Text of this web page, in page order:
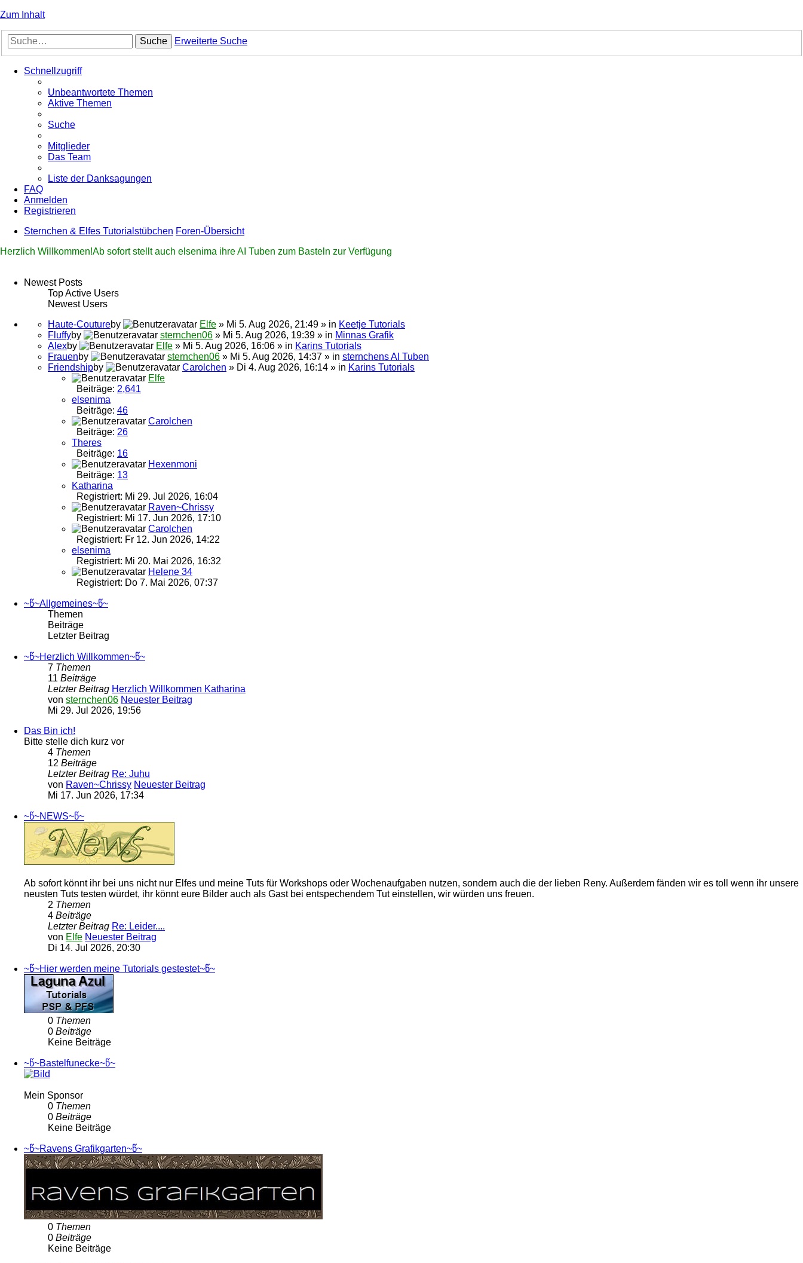
Zum Inhalt
Suche Erweiterte Suche
Schnellzugriff
Unbeantwortete Themen
Aktive Themen
Suche
Mitglieder
Das Team
Liste der Danksagungen
FAQ
Anmelden
Registrieren
Sternchen & Elfes Tutorialstübchen Foren-Übersicht
Herzlich Willkommen!Ab sofort stellt auch elsenima ihre AI Tuben zum Basteln zur Verfügung
Newest Posts
Top Active Users
Newest Users
Haute-Coutureby Elfe » Mi 5. Aug 2026, 21:49 » in Keetje Tutorials
Fluffyby sternchen06 » Mi 5. Aug 2026, 19:39 » in Minnas Grafik
Alexby Elfe » Mi 5. Aug 2026, 16:06 » in Karins Tutorials
Frauenby sternchen06 » Mi 5. Aug 2026, 14:37 » in sternchens AI Tuben
Friendshipby Carolchen » Di 4. Aug 2026, 16:14 » in Karins Tutorials
Elfe
Beiträge: 2,641
elsenima
Beiträge: 46
Carolchen
Beiträge: 26
Theres
Beiträge: 16
Hexenmoni
Beiträge: 13
Katharina
Registriert: Mi 29. Jul 2026, 16:04
Raven~Chrissy
Registriert: Mi 17. Jun 2026, 17:10
Carolchen
Registriert: Fr 12. Jun 2026, 14:22
elsenima
Registriert: Mi 20. Mai 2026, 16:32
Helene 34
Registriert: Do 7. Mai 2026, 07:37
~წ~Allgemeines~წ~
Themen
Beiträge
Letzter Beitrag
~წ~Herzlich Willkommen~წ~
7 Themen
11 Beiträge
Letzter Beitrag Herzlich Willkommen Katharina
von sternchen06 Neuester Beitrag
Mi 29. Jul 2026, 19:56
Das Bin ich!
Bitte stelle dich kurz vor
4 Themen
12 Beiträge
Letzter Beitrag Re: Juhu
von Raven~Chrissy Neuester Beitrag
Mi 17. Jun 2026, 17:34
~წ~NEWS~წ~
Ab sofort könnt ihr bei uns nicht nur Elfes und meine Tuts für Workshops oder Wochenaufgaben nutzen, sondern auch die der lieben Reny. Außerdem fänden wir es toll wenn ihr unsere
neusten Tuts testen würdet, ihr könnt eure Bilder auch als Gast bei entspechendem Tut einstellen, wir würden uns freuen.
2 Themen
4 Beiträge
Letzter Beitrag Re: Leider....
von Elfe Neuester Beitrag
Di 14. Jul 2026, 20:30
~წ~Hier werden meine Tutorials gestestet~წ~
0 Themen
0 Beiträge
Keine Beiträge
~წ~Bastelfunecke~წ~
Mein Sponsor
0 Themen
0 Beiträge
Keine Beiträge
~წ~Ravens Grafikgarten~წ~
0 Themen
0 Beiträge
Keine Beiträge